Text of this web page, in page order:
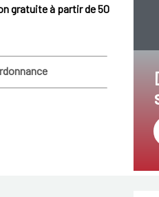
gratuite à partir de 50